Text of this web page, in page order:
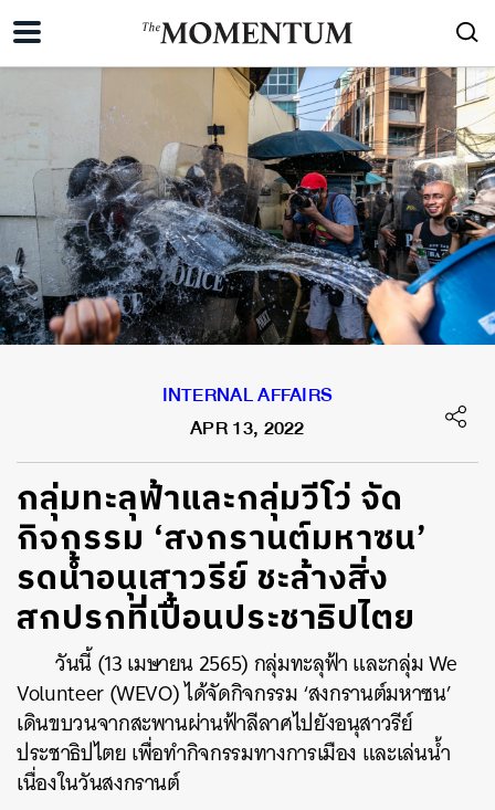
INTERNAL AFFAIRS
APR 13, 2022
กลุ่มทะลุฟ้าและกลุ่มวีโว่ จัด
กิจกรรม ‘สงกรานต์มหาซน’
รดน้ำอนุเสาวรีย์ ชะล้างสิ่ง
สกปรกที่เปื้อนประชาธิปไตย
วันนี้ (13 เมษายน 2565) กลุ่มทะลุฟ้า และกลุ่ม We
Volunteer (WEVO) ได้จัดกิจกรรม ‘สงกรานต์มหาซน’
เดินขบวนจากสะพานผ่านฟ้าลีลาศไปยังอนุสาวรีย์
ประชาธิปไตย เพื่อทำกิจกรรมทางการเมือง และเล่นน้ำ
เนื่องในวันสงกรานต์